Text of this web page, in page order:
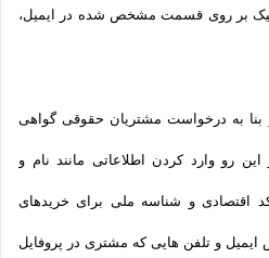
بر روی قسمت مشخص شده در ایمیل،
بنا به درخواست مشتریان حقوقی گواهی
رو وارد کردن اطلاعاتی مانند نام و
اقتصادی و شناسه ملی برای خریدهای
و تلفن هایی که مشتری در پروفایل